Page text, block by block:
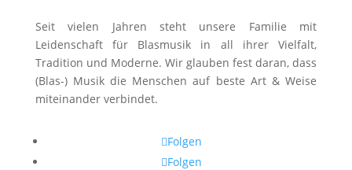
Seit vielen Jahren steht unsere Familie mit
Leidenschaft für Blasmusik in all ihrer Vielfalt,
Tradition und Moderne. Wir glauben fest daran, dass
(Blas-) Musik die Menschen auf beste Art & Weise
miteinander verbindet.
Folgen
Folgen